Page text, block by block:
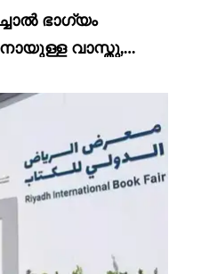
ഭാഗ്യം
വാസ്തു,